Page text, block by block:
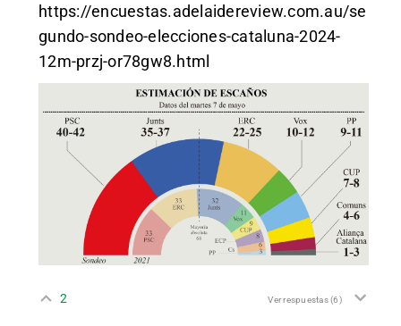
https://encuestas.adelaidereview.com.au/se
gundo-sondeo-elecciones-cataluna-2024-
12m-przj-or78gw8.html
2 Ver respuestas(6)